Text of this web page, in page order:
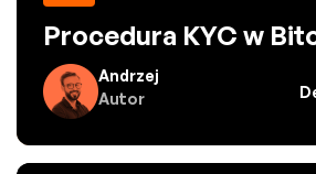
Procedura KYC w
Andrzej
Autor